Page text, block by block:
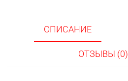
ОПИСАНИЕ
ОТЗЫВЫ (0)